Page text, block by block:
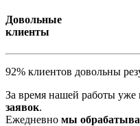
Довольные
клиенты
92% клиентов довольны
За время нашей работы
заявок.
Ежедневно мы